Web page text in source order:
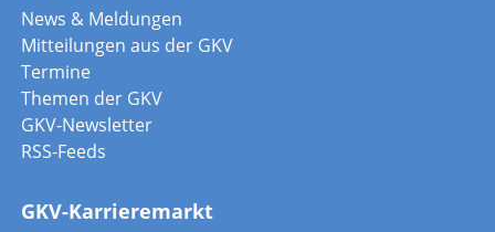
News & Meldungen
Mitteilungen aus der GKV
Termine
Themen der GKV
GKV-Newsletter
RSS-Feeds
GKV-Karrieremarkt